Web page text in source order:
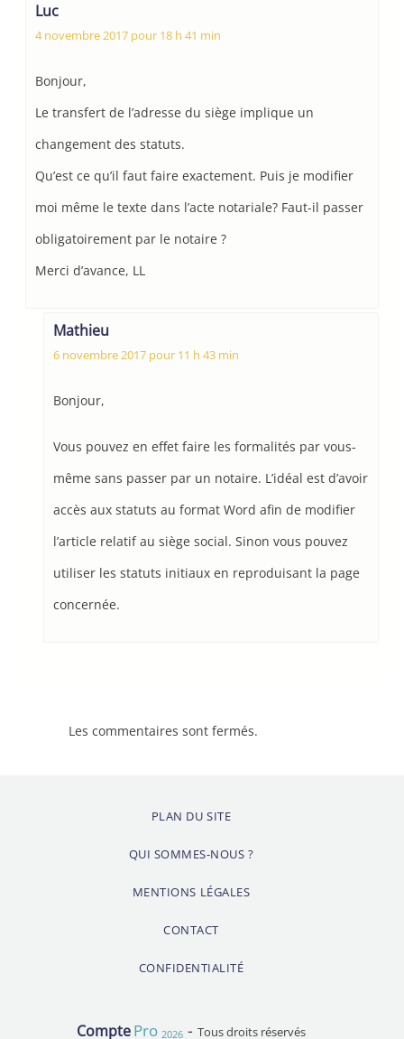
Luc
4 novembre 2017 pour 18 h 41 min
Bonjour,
Le transfert de l’adresse du siège implique un
changement des statuts.
Qu’est ce qu’il faut faire exactement. Puis je modifier
moi même le texte dans l’acte notariale? Faut-il passer
obligatoirement par le notaire ?
Merci d’avance, LL
Mathieu
6 novembre 2017 pour 11 h 43 min
Bonjour,
Vous pouvez en effet faire les formalités par vous-
même sans passer par un notaire. L’idéal est d’avoir
accès aux statuts au format Word afin de modifier
l’article relatif au siège social. Sinon vous pouvez
utiliser les statuts initiaux en reproduisant la page
concernée.
Les commentaires sont fermés.
PLAN DU SITE
QUI SOMMES-NOUS ?
MENTIONS LÉGALES
CONTACT
CONFIDENTIALITÉ
ComptePro 2026 - Tous droits réservés